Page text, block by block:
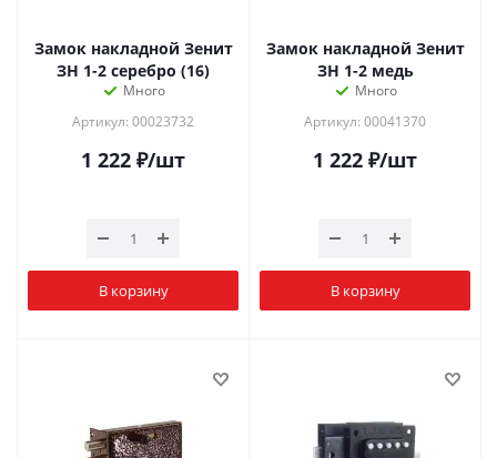
Замок накладной Зенит
ЗН 1-2 серебро (16)
Много
Артикул: 00023732
1 222 ₽/шт
В корзину
Замок накладной Зенит
ЗН 1-2 медь
Много
Артикул: 00041370
1 222 ₽/шт
В корзину